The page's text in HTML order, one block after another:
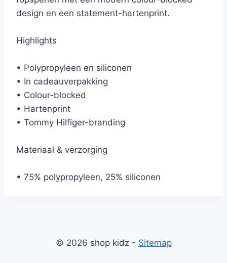
design en een statement-hartenprint.
Highlights
• Polypropyleen en siliconen
• In cadeauverpakking
• Colour-blocked
• Hartenprint
• Tommy Hilfiger-branding
Materiaal & verzorging
• 75% polypropyleen, 25% siliconen
© 2026 shop kidz - Sitemap